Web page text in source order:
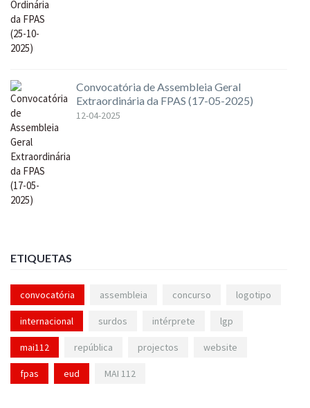
Convocatória de Assembleia Geral
Extraordinária da FPAS (17-05-2025)
12-04-2025
ETIQUETAS
convocatória assembleia concurso logotipo
internacional surdos intérprete lgp
mai112 república projectos website
fpas eud MAI 112